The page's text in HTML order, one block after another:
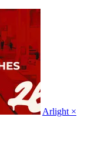
Arlight ×